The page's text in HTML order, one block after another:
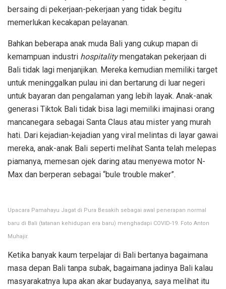
bersaing di pekerjaan-pekerjaan yang tidak begitu
memerlukan kecakapan pelayanan.
Bahkan beberapa anak muda Bali yang cukup mapan di
kemampuan industri hospitalitymengatakan pekerjaan di
Bali tidak lagi menjanjikan. Mereka kemudian memiliki target
untuk meninggalkan pulau ini dan bertarung di luar negeri
untuk bayaran dan pengalaman yang lebih layak. Anak-anak
generasi Tiktok Bali tidak bisa lagi memiliki imajinasi orang
mancanegara sebagai Santa Claus atau mister yang murah
hati. Dari kejadian-kejadian yang viral melintas di layar gawai
mereka, anak-anak Bali seperti melihat Santa telah melepas
piamanya, memesan ojek daring atau menyewa motor N-
Max dan berperan sebagai “bule trouble maker”.
Upacara Pamahayu Jagat di Pura Besakih sebagai awal penerapan normal
baru di Bali (tatanan kehidupan era baru) menghadapi COVID-19. Foto Anton
Muhajir.
Ketika banyak kaum terpelajar di Bali bertanya bagaimana
masa depan Bali tanpa subak, bagaimana jadinya Bali kalau
masyarakatnya lupa akan akar budayanya, saya melihat itu